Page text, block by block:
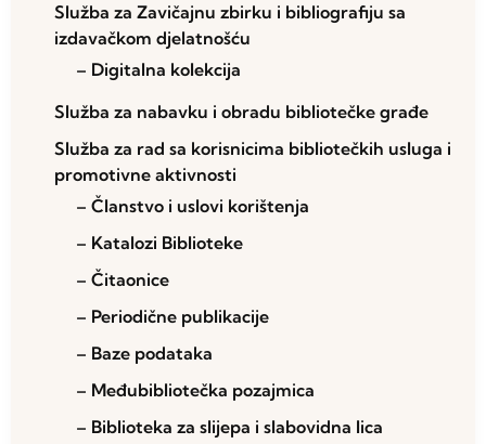
Služba za Zavičajnu zbirku i bibliografiju sa
izdavačkom djelatnošću
– Digitalna kolekcija
Služba za nabavku i obradu bibliotečke građe
Služba za rad sa korisnicima bibliotečkih usluga i
promotivne aktivnosti
– Članstvo i uslovi korištenja
– Katalozi Biblioteke
– Čitaonice
– Periodične publikacije
– Baze podataka
– Međubibliotečka pozajmica
– Biblioteka za slijepa i slabovidna lica